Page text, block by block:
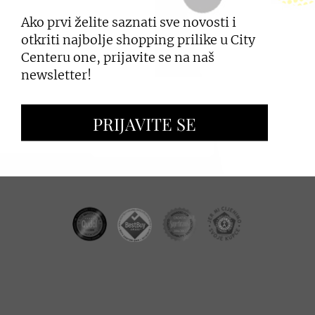
PRIJAVI SE
ZAKUP PROSTORA
OGLAŠAVANJE I PROMOCIJE
Ako prvi želite saznati sve novosti i
otkriti najbolje shopping prilike u City
Centeru one, prijavite se na naš
newsletter!
PRIJAVITE SE